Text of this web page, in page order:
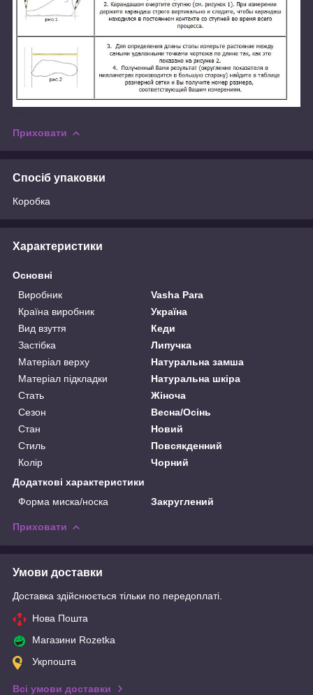
Приховати
Спосіб упаковки
Коробка
Характеристики
Основні
Виробник
Vasha Para
Країна виробник
Україна
Вид взуття
Кеди
Застібка
Липучка
Матеріал верху
Натуральна замша
Матеріал підкладки
Натуральна шкіра
Стать
Жіноча
Сезон
Весна/Осінь
Стан
Новий
Стиль
Повсякденний
Колір
Чорний
Додаткові характеристики
Форма миска/носка
Закруглений
Приховати
Умови доставки
Доставка здійснюється тільки по передоплаті.
Нова Пошта
Магазини Rozetka
Укрпошта
Всі умови доставки